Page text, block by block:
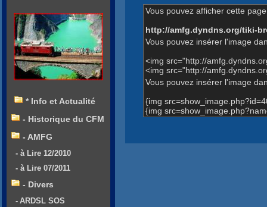
Vous pouvez afficher cette
http://amfg.dyndns.org/tiki-
Vous pouvez insérer l'image
<img src="http://
<img src="http://
Vous pouvez insérer l'image
{img
{img
* Info et Actualité
- Historique du CFM
- AMFG
- à Lire 12/2010
- à Lire 07/2011
- Divers
- ARDSL SOS